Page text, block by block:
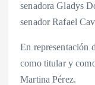
senadora Gladys
senador Rafael
En representación
como titular y
Martina Pérez.